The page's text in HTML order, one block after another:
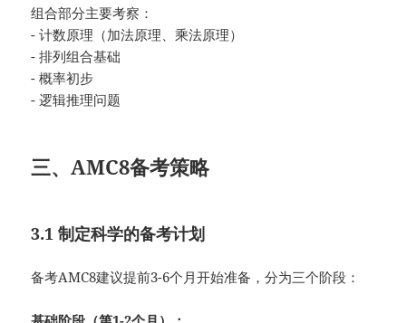
组合部分主要考察：
- 计数原理（加法原理、乘法原理）
- 排列组合基础
- 概率初步
- 逻辑推理问题
三、AMC8备考策略
3.1 制定科学的备考计划
备考AMC8建议提前3-6个月开始准备，分为三个阶段：